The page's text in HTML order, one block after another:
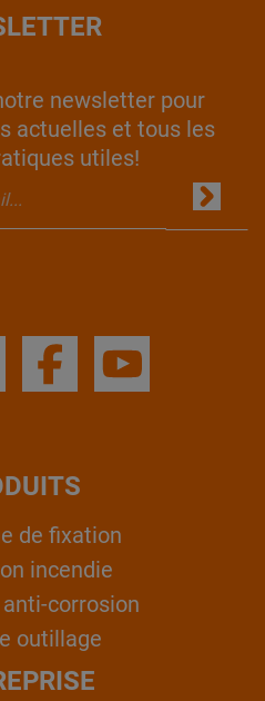
newsletter pour
actuelles et tous les
utiles!
de fixation
incendie
corrosion
outillage